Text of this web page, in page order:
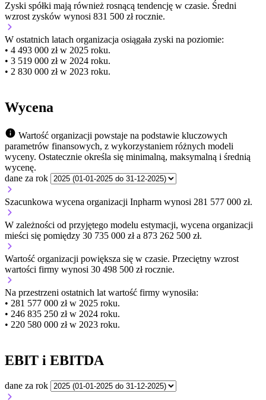
Zyski spółki mają również rosnącą tendencję w czasie. Średni
wzrost zysków wynosi 831 500 zł rocznie.
W ostatnich latach organizacja osiągała zyski na poziomie:
• 4 493 000 zł w 2025 roku.
• 3 519 000 zł w 2024 roku.
• 2 830 000 zł w 2023 roku.
Wycena
Wartość organizacji powstaje na podstawie kluczowych
parametrów finansowych, z wykorzystaniem różnych modeli
wyceny. Ostatecznie określa się minimalną, maksymalną i średnią
wycenę.
dane za rok
Szacunkowa wycena organizacji Inpharm wynosi 281 577 000 zł.
W zależności od przyjętego modelu estymacji, wycena organizacji
mieści się pomiędzy 30 735 000 zł a 873 262 500 zł.
Wartość organizacji powiększa się w czasie. Przeciętny wzrost
wartości firmy wynosi 30 498 500 zł rocznie.
Na przestrzeni ostatnich lat wartość firmy wynosiła:
• 281 577 000 zł w 2025 roku.
• 246 835 250 zł w 2024 roku.
• 220 580 000 zł w 2023 roku.
EBIT i EBITDA
dane za rok